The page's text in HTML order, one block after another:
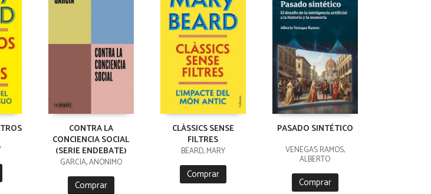
CONTRA LA
CONCIENCIA SOCIAL
(SERIE ENDEBATE)
GARCÍA, ANÓNIMO
Comprar
CLÀSSICS SENSE
FILTRES
BEARD, MARY
Comprar
PASADO SINTÉTICO
VENEGAS RAMOS,
ALBERTO
Comprar